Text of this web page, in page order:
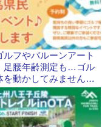
ルフやバルーンアート
足腰年齢測定も…ゴル
を動かしてみません
町で7月21日に健康イ
開かれます！